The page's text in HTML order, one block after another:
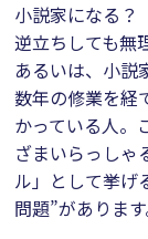
小説家になる？
逆立ちしても無
あるいは、小説
数年の修業を
かっている人。
ざまいらっしゃ
ル」として挙げ
問題”があります